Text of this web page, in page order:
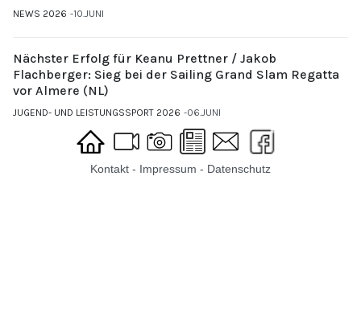
NEWS 2026 10.JUNI
Nächster Erfolg für Keanu Prettner / Jakob
Flachberger: Sieg bei der Sailing Grand Slam Regatta
vor Almere (NL)
JUGEND- UND LEISTUNGSSPORT 2026 06.JUNI
Kontakt - Impressum - Datenschutz